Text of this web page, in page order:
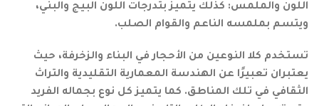
اللون والملمس: كذلك يتميز بتدرجات اللون البيج والبني،
ويتسم بملمسه الناعم والقوام الصلب.
تستخدم كلا النوعين من الأحجار في البناء والزخرفة، حيث
يعتبران تعبيرًا عن الهندسة المعمارية التقليدية والتراث
الثقافي في تلك المناطق. كما يتميز كل نوع بجماله الفريد